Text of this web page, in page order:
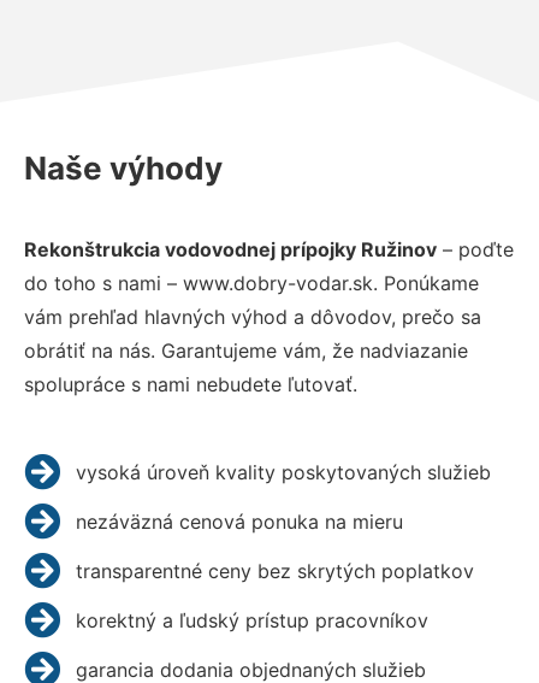
Naše výhody
Rekonštrukcia vodovodnej prípojky Ružinov – poďte
do toho s nami – www.dobry-vodar.sk. Ponúkame
vám prehľad hlavných výhod a dôvodov, prečo sa
obrátiť na nás. Garantujeme vám, že nadviazanie
spolupráce s nami nebudete ľutovať.
vysoká úroveň kvality poskytovaných služieb
nezáväzná cenová ponuka na mieru
transparentné ceny bez skrytých poplatkov
korektný a ľudský prístup pracovníkov
garancia dodania objednaných služieb